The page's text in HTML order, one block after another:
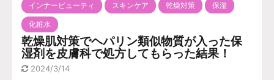
インナービューティ スキンケア 乾燥対策 保湿
化粧水
乾燥肌対策でヘパリン類似物質が入った保
湿剤を皮膚科で処方してもらった結果！
2024/3/14